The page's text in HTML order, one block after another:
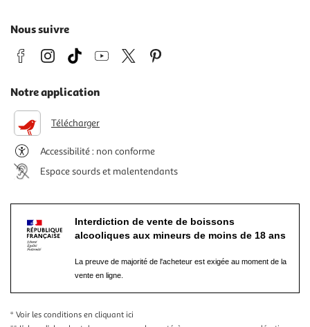
Nous suivre
Notre application
Télécharger
Accessibilité : non conforme
Espace sourds et malentendants
Interdiction de vente de boissons
alcooliques aux mineurs de moins de 18 ans
La preuve de majorité de l'acheteur est exigée au moment de la
vente en ligne.
* Voir les conditions en cliquant ici